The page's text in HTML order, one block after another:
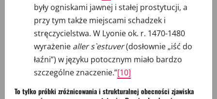
były ogniskami jawnej i stałej prostytucji, a
przy tym także miejscami schadzek i
stręczycielstwa. W Lyonie ok. r. 1470-1480
wyrażenie aller s`estuver(dosłownie „iść do
łaźni”) w języku potocznym miało bardzo
szczególne znaczenie.”[10]
To tylko próbki zróżnicowania i strukturalnej obecności zjawiska